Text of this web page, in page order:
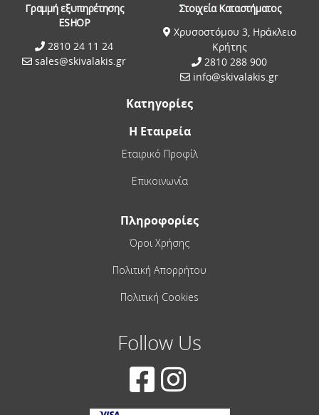
Γραμμή εξυπηρέτησης
ESHOP
2810 24 11 24
sales@skivalakis.gr
Στοιχεία Καταστήματος
Χρυσοστόμου 3, Ηράκλειο
Κρήτης
2810 288 900
info@skivalakis.gr
Κατηγορίες
Η Εταιρεία
Εταιρικό Προφίλ
Επικοινωνία
Πληροφορίες
Όροι Χρήσης
Πολιτική Απορρήτου
Πολιτική Cookies
Follow Us